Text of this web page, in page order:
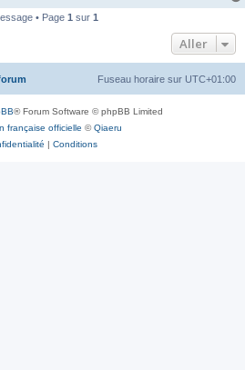
• Page 1 sur 1
Aller
Fuseau horaire sur UTC+01:00
® Forum Software © phpBB Limited
française officielle ©Qiaeru
| Conditions